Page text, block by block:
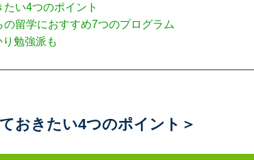
い4つのポイント
留学におすすめ7つのプログラム
勉強派も
おきたい4つのポイント＞